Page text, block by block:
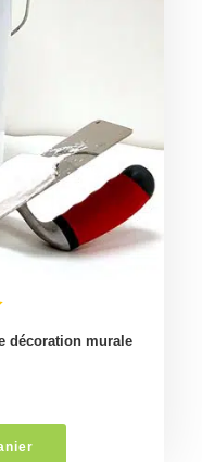
décoration murale